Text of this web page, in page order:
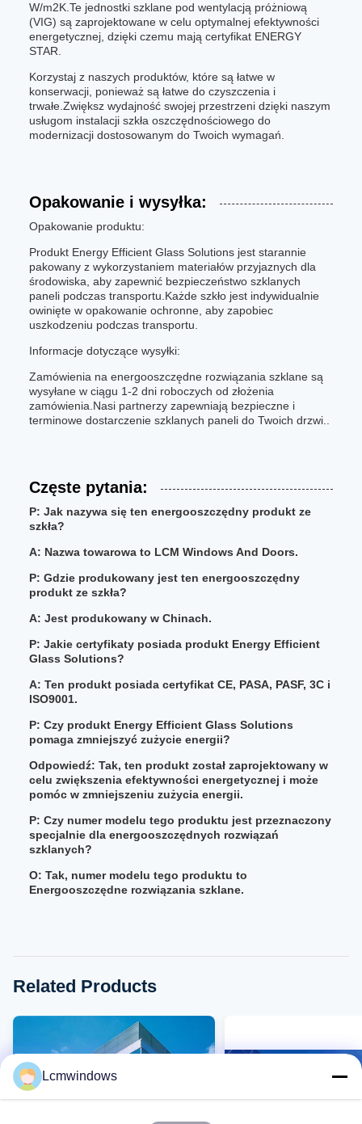
W/m2K.Te jednostki szklane pod wentylacją próżniową
(VIG) są zaprojektowane w celu optymalnej efektywności
energetycznej, dzięki czemu mają certyfikat ENERGY
STAR.
Korzystaj z naszych produktów, które są łatwe w
konserwacji, ponieważ są łatwe do czyszczenia i
trwałe.Zwiększ wydajność swojej przestrzeni dzięki naszym
usługom instalacji szkła oszczędnościowego do
modernizacji dostosowanym do Twoich wymagań.
Opakowanie i wysyłka:
Opakowanie produktu:
Produkt Energy Efficient Glass Solutions jest starannie
pakowany z wykorzystaniem materiałów przyjaznych dla
środowiska, aby zapewnić bezpieczeństwo szklanych
paneli podczas transportu.Każde szkło jest indywidualnie
owinięte w opakowanie ochronne, aby zapobiec
uszkodzeniu podczas transportu.
Informacje dotyczące wysyłki:
Zamówienia na energooszczędne rozwiązania szklane są
wysyłane w ciągu 1-2 dni roboczych od złożenia
zamówienia.Nasi partnerzy zapewniają bezpieczne i
terminowe dostarczenie szklanych paneli do Twoich drzwi..
Częste pytania:
P: Jak nazywa się ten energooszczędny produkt ze
szkła?
A: Nazwa towarowa to LCM Windows And Doors.
P: Gdzie produkowany jest ten energooszczędny
produkt ze szkła?
A: Jest produkowany w Chinach.
P: Jakie certyfikaty posiada produkt Energy Efficient
Glass Solutions?
A: Ten produkt posiada certyfikat CE, PASA, PASF, 3C i
ISO9001.
P: Czy produkt Energy Efficient Glass Solutions
pomaga zmniejszyć zużycie energii?
Odpowiedź: Tak, ten produkt został zaprojektowany w
celu zwiększenia efektywności energetycznej i może
pomóc w zmniejszeniu zużycia energii.
P: Czy numer modelu tego produktu jest przeznaczony
specjalnie dla energooszczędnych rozwiązań
szklanych?
O: Tak, numer modelu tego produktu to
Energooszczędne rozwiązania szklane.
Related Products
Lcmwindows